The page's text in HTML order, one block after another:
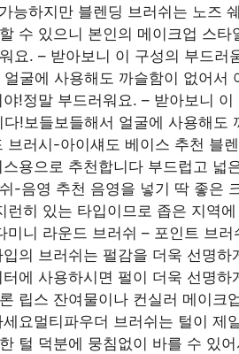
능하지만 블렌딩 브러쉬는 노즈
수 있으니 본인의 메이크업 스타
요. – 받아보니 이 구성의 부드러
굴에 사용해도 까슬함이 없어서
!정말 부드러워요. – 받아보니 이
!보들보들해서 얼굴에 사용해도
러시-아이섀도 베이스 추천 블
용으로 추천합니다 부드럽고 넓
-음영 추천 음영을 넣기 딱 좋은
히 있는 타입이므로 좁은 지역
니 라운드 브러쉬 – 포인트 브러
의 브러쉬는 펄감을 더욱 선명하
에 사용하시면 펄이 더욱 선명하
립스 잔여물이나 컨실러 메이크
요멀티파우더 브러쉬는 털이 제
털 덕분에 뭉침없이 바를 수 있